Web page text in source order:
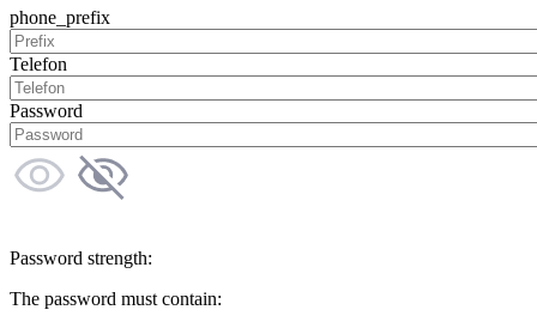
phone_prefix
Telefon
Password
Password strength:
The password must contain: